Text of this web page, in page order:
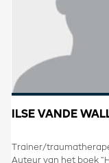
ILSE VANDE
​Trainer/
Auteur van het boek